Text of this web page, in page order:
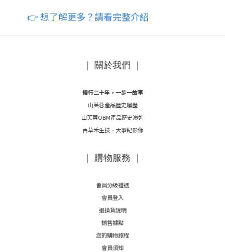
👉想了解更多？請看完整介紹
｜ 關於我們 ｜
慢行二十年，一步一故事
山芙蓉產品歷史履歷
山芙蓉OBM產品歷史演進
百草禾生技．大事紀影像
｜ 購物服務 ｜
會員分級禮遇
會員登入
退換貨說明
銷售據點
您的購物旅程
會員須知